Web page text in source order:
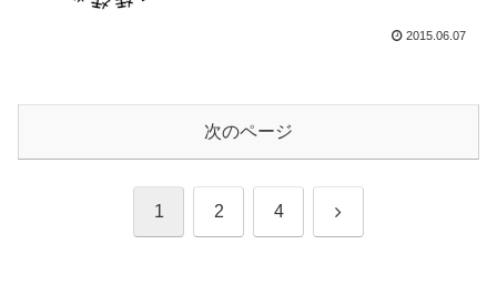
2015.06.07
次のページ
1 2 4 次